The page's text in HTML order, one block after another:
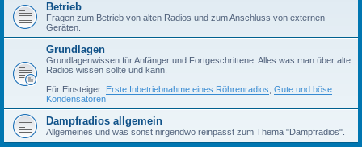
Betrieb
Fragen zum Betrieb von alten Radios und zum Anschluss von externen
Geräten.
Grundlagen
Grundlagenwissen für Anfänger und Fortgeschrittene. Alles was man über alte
Radios wissen sollte und kann.
Für Einsteiger: Erste Inbetriebnahme eines Röhrenradios Gute und böse
Kondensatoren
Dampfradios allgemein
Allgemeines und was sonst nirgendwo reinpasst zum Thema "Dampfradios".